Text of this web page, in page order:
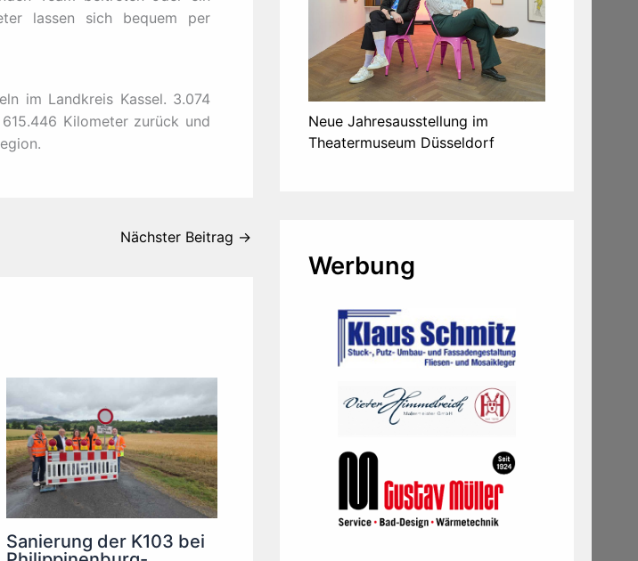
lassen sich bequem per
im Landkreis Kassel. 3.074
Kilometer zurück und
Nächster Beitrag →
Sanierung der K103 bei
Neue Jahresausstellung im
Theatermuseum Düsseldorf
Werbung